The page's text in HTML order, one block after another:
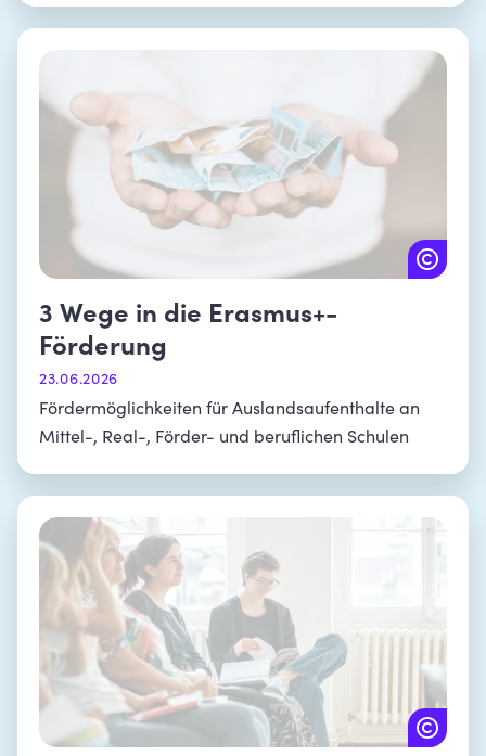
3 Wege in die Erasmus+-
Förderung
23.06.2026
Fördermöglichkeiten für Auslandsaufenthalte an
Mittel-, Real-, Förder- und beruflichen Schulen